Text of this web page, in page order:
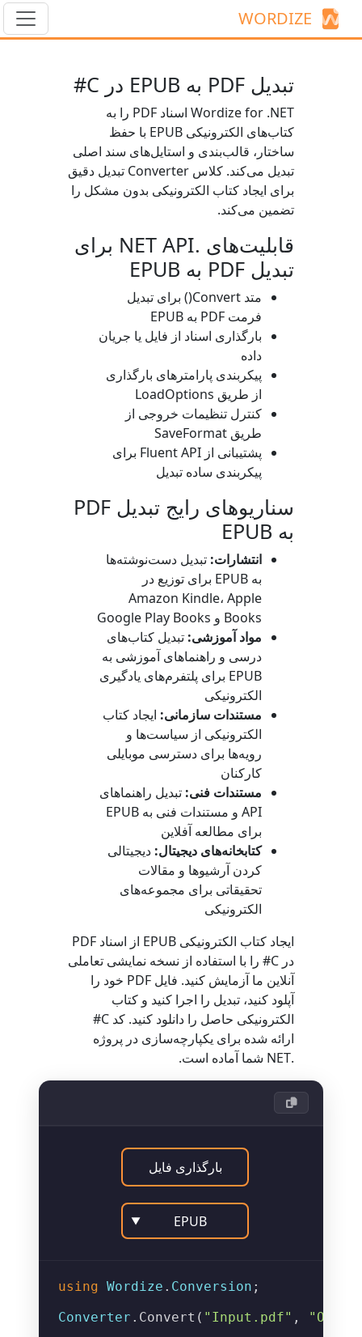
WORDIZE
تبدیل PDF به EPUB در C#
Wordize for .NET اسناد PDF را به
کتاب‌های الکترونیکی EPUB با حفظ
ساختار، قالب‌بندی و استایل‌های سند اصلی
تبدیل می‌کند. کلاس Converter تبدیل دقیق
برای ایجاد کتاب الکترونیکی بدون مشکل را
تضمین می‌کند.
قابلیت‌های .NET API برای
تبدیل PDF به EPUB
متد Convert()
برای تبدیل
فرمت PDF به EPUB
بارگذاری اسناد از فایل یا جریان
داده
پیکربندی پارامترهای بارگذاری
از طریق LoadOptions
کنترل تنظیمات خروجی از
طریق SaveFormat
پشتیبانی از Fluent API برای
پیکربندی ساده تبدیل
سناریوهای رایج تبدیل PDF
به EPUB
انتشارات: تبدیل دست‌نوشته‌ها
به EPUB برای توزیع در
Amazon Kindle، Apple
Books و Google Play Books
مواد آموزشی: تبدیل کتاب‌های
درسی و راهنماهای آموزشی به
EPUB برای پلتفرم‌های یادگیری
الکترونیکی
مستندات سازمانی: ایجاد کتاب
الکترونیکی از سیاست‌ها و
رویه‌ها برای دسترسی موبایلی
کارکنان
مستندات فنی: تبدیل راهنماهای
API و مستندات فنی به EPUB
برای مطالعه آفلاین
کتابخانه‌های دیجیتال: دیجیتالی
کردن آرشیوها و مقالات
تحقیقاتی برای مجموعه‌های
الکترونیکی
ایجاد کتاب الکترونیکی EPUB از اسناد PDF
در C# را با استفاده از نسخه نمایشی تعاملی
آنلاین ما آزمایش کنید. فایل PDF خود را
آپلود کنید، تبدیل را اجرا کنید و کتاب
الکترونیکی حاصل را دانلود کنید. کد C#
ارائه شده برای یکپارچه‌سازی در پروژه
.NET شما آماده است.
بارگذاری فایل
EPUB
▼
using Wordize . Conversion ;
Converter . Convert ( "Input.pdf" ,